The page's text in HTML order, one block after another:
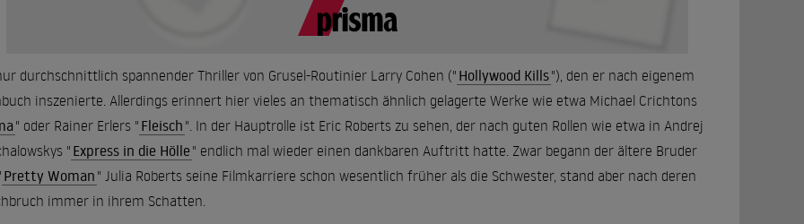
durchschnittlich spannender Thriller von Grusel-Routinier Larry Cohen (" Hollywood Kills"), den er nach eigenem
inszenierte. Allerdings erinnert hier vieles an thematisch ähnlich gelagerte Werke wie etwa Michael Crichtons
" oder Rainer Erlers " Fleisch ". In der Hauptrolle ist Eric Roberts zu sehen, der nach guten Rollen wie etwa in Andrej
" Express in die Hölle " endlich mal wieder einen dankbaren Auftritt hatte. Zwar begann der ältere Bruder
Pretty Woman " Julia Roberts seine Filmkarriere schon wesentlich früher als die Schwester, stand aber nach deren
immer in ihrem Schatten.